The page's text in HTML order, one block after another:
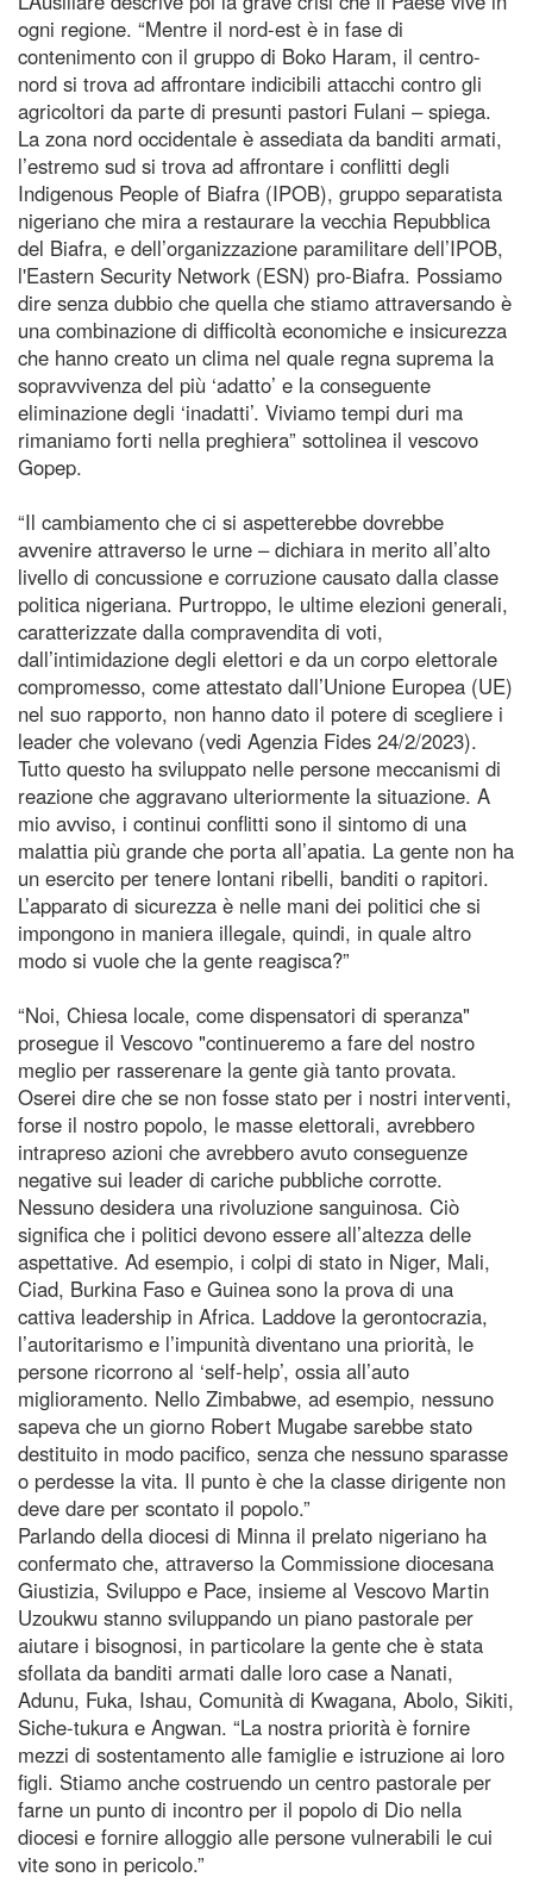
ogni regione. “Mentre il nord-est è in fase di
contenimento con il gruppo di Boko Haram, il centro-
nord si trova ad affrontare indicibili attacchi contro gli
agricoltori da parte di presunti pastori Fulani – spiega.
La zona nord occidentale è assediata da banditi armati,
l’estremo sud si trova ad affrontare i conflitti degli
Indigenous People of Biafra (IPOB), gruppo separatista
nigeriano che mira a restaurare la vecchia Repubblica
del Biafra, e dell’organizzazione paramilitare dell’IPOB,
l'Eastern Security Network (ESN) pro-Biafra. Possiamo
dire senza dubbio che quella che stiamo attraversando è
una combinazione di difficoltà economiche e insicurezza
che hanno creato un clima nel quale regna suprema la
sopravvivenza del più ‘adatto’ e la conseguente
eliminazione degli ‘inadatti’. Viviamo tempi duri ma
rimaniamo forti nella preghiera” sottolinea il vescovo
Gopep.
“Il cambiamento che ci si aspetterebbe dovrebbe
avvenire attraverso le urne – dichiara in merito all’alto
livello di concussione e corruzione causato dalla classe
politica nigeriana. Purtroppo, le ultime elezioni generali,
caratterizzate dalla compravendita di voti,
dall’intimidazione degli elettori e da un corpo elettorale
compromesso, come attestato dall’Unione Europea (UE)
nel suo rapporto, non hanno dato il potere di scegliere i
leader che volevano (vedi Agenzia Fides 24/2/2023).
Tutto questo ha sviluppato nelle persone meccanismi di
reazione che aggravano ulteriormente la situazione. A
mio avviso, i continui conflitti sono il sintomo di una
malattia più grande che porta all’apatia. La gente non ha
un esercito per tenere lontani ribelli, banditi o rapitori.
L’apparato di sicurezza è nelle mani dei politici che si
impongono in maniera illegale, quindi, in quale altro
modo si vuole che la gente reagisca?”
“Noi, Chiesa locale, come dispensatori di speranza"
prosegue il Vescovo "continueremo a fare del nostro
meglio per rasserenare la gente già tanto provata.
Oserei dire che se non fosse stato per i nostri interventi,
forse il nostro popolo, le masse elettorali, avrebbero
intrapreso azioni che avrebbero avuto conseguenze
negative sui leader di cariche pubbliche corrotte.
Nessuno desidera una rivoluzione sanguinosa. Ciò
significa che i politici devono essere all’altezza delle
aspettative. Ad esempio, i colpi di stato in Niger, Mali,
Ciad, Burkina Faso e Guinea sono la prova di una
cattiva leadership in Africa. Laddove la gerontocrazia,
l’autoritarismo e l’impunità diventano una priorità, le
persone ricorrono al ‘self-help’, ossia all’auto
miglioramento. Nello Zimbabwe, ad esempio, nessuno
sapeva che un giorno Robert Mugabe sarebbe stato
destituito in modo pacifico, senza che nessuno sparasse
o perdesse la vita. Il punto è che la classe dirigente non
deve dare per scontato il popolo.”
Parlando della diocesi di Minna il prelato nigeriano ha
confermato che, attraverso la Commissione diocesana
Giustizia, Sviluppo e Pace, insieme al Vescovo Martin
Uzoukwu stanno sviluppando un piano pastorale per
aiutare i bisognosi, in particolare la gente che è stata
sfollata da banditi armati dalle loro case a Nanati,
Adunu, Fuka, Ishau, Comunità di Kwagana, Abolo, Sikiti,
Siche-tukura e Angwan. “La nostra priorità è fornire
mezzi di sostentamento alle famiglie e istruzione ai loro
figli. Stiamo anche costruendo un centro pastorale per
farne un punto di incontro per il popolo di Dio nella
diocesi e fornire alloggio alle persone vulnerabili le cui
vite sono in pericolo.”